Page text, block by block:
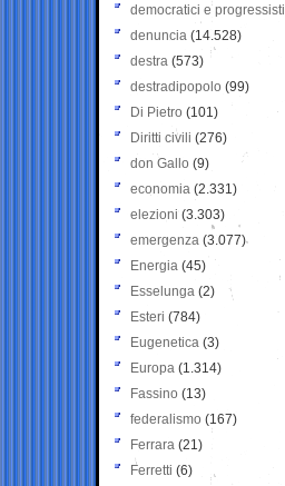
democratici e progressisti
denuncia (14.528)
destra (573)
destradipopolo (99)
Di Pietro (101)
Diritti civili (276)
don Gallo (9)
economia (2.331)
elezioni (3.303)
emergenza (3.077)
Energia (45)
Esselunga (2)
Esteri (784)
Eugenetica (3)
Europa (1.314)
Fassino (13)
federalismo (167)
Ferrara (21)
Ferretti (6)